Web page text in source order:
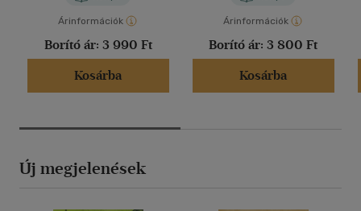
Árinformációk
Borító ár: 3 990 Ft
Kosárba
Árinformációk
Borító ár: 3 800 Ft
Kosárba
Új megjelenések